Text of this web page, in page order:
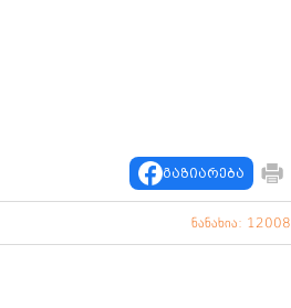
გაზიარება
ნანახია: 12008